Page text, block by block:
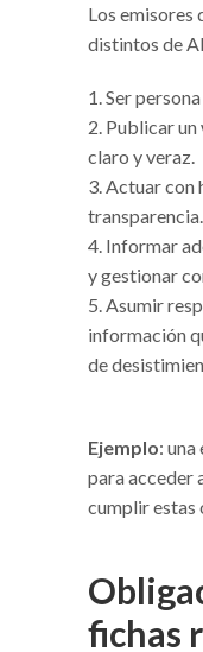
Los
distintos de
Ser
Publicar
claro y veraz.
Actuar con
transparencia.
Informar
y gestionar
Asumir
información
de
Ejemplo:
para acceder
cumplir estas
fichas